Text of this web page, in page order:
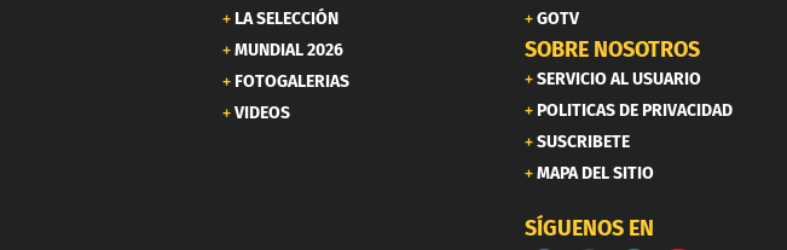
LA SELECCIÓN
MUNDIAL 2026
FOTOGALERIAS
VIDEOS
GOTV
SOBRE NOSOTROS
SERVICIO AL USUARIO
POLITICAS DE PRIVACIDAD
SUSCRIBETE
MAPA DEL SITIO
SÍGUENOS EN